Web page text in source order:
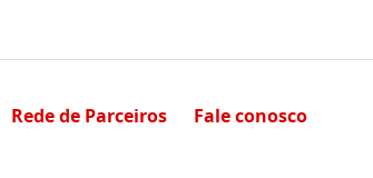
Rede de Parceiros Fale conosco